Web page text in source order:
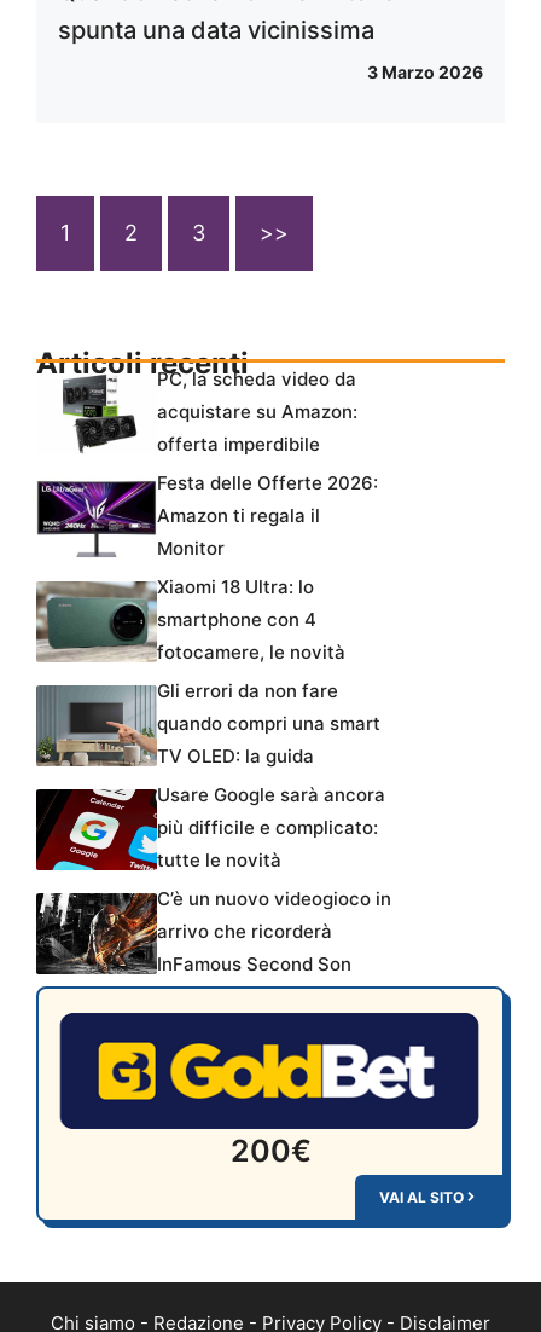
spunta una data vicinissima
3 Marzo 2026
1 2 3 >>
Articoli recentiPC, la scheda video da
acquistare su Amazon:
offerta imperdibile
Festa delle Offerte 2026:
Amazon ti regala il
Monitor
Xiaomi 18 Ultra: lo
smartphone con 4
fotocamere, le novità
Gli errori da non fare
quando compri una smart
TV OLED: la guida
Usare Google sarà ancora
più difficile e complicato:
tutte le novità
C’è un nuovo videogioco in
arrivo che ricorderà
InFamous Second Son
200€
VAI AL SITO
Chi siamo - Redazione - Privacy Policy - Disclaimer